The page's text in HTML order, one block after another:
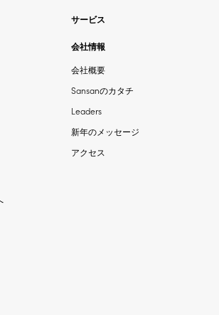
サービス
会社情報
会社概要
Sansanのカタチ
Leaders
新年のメッセージ
アクセス